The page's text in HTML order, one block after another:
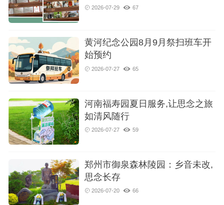
2026-07-29 67
黄河纪念公园8月9月祭扫班车开
始预约
2026-07-27 65
河南福寿园夏日服务,让思念之旅
如清风随行
2026-07-27 59
郑州市御泉森林陵园：乡音未改,
思念长存
2026-07-20 66